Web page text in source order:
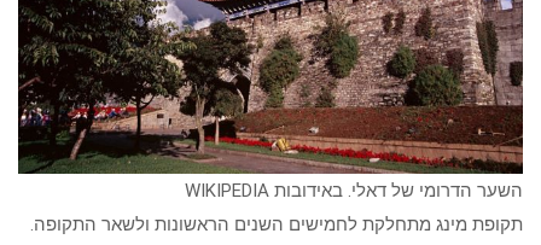
השער הדרומי של דאלי. באידובות WIKIPEDIA
תקופת מינג מתחלקת לחמישים השנים הראשונות ולשאר התקופה.